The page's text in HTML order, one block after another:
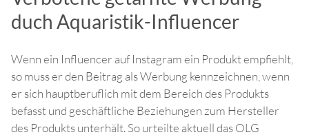
Rechtsschutz.
duch Aquaristik-Influencer
Wenn ein Influencer auf Instagram ein Produkt empfiehlt,
so muss er den Beitrag als Werbung kennzeichnen, wenn
er sich hauptberuflich mit dem Bereich des Produkts
befasst und geschäftliche Beziehungen zum Hersteller
des Produkts unterhält. So urteilte aktuell das OLG